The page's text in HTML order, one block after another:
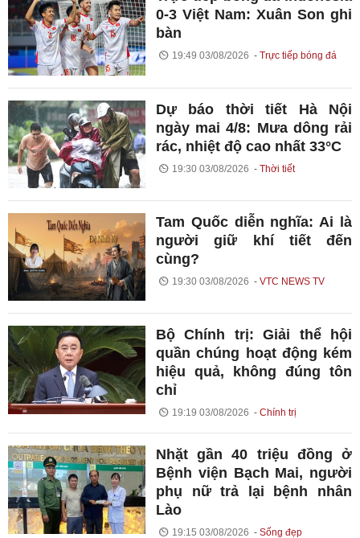
0-3 Việt Nam: Xuân Son ghi
bàn
19:49 03/08/2026 Trực tiếp bóng đá
Dự báo thời tiết Hà Nội
ngày mai 4/8: Mưa dông rải
rác, nhiệt độ cao nhất 33°C
19:30 03/08/2026 Thời tiết
Tam Quốc diễn nghĩa: Ai là
người giữ khí tiết đến
cùng?
19:30 03/08/2026 VTC NEWS TV
Bộ Chính trị: Giải thể hội
quần chúng hoạt động kém
hiệu quả, không đúng tôn
chỉ
19:19 03/08/2026 Chính trị
Nhặt gần 40 triệu đồng ở
Bệnh viện Bạch Mai, người
phụ nữ trả lại bệnh nhân
Lào
19:15 03/08/2026 Sống đẹp